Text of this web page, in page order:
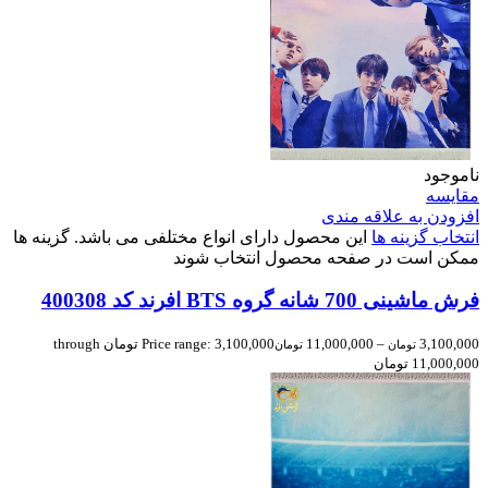
ناموجود
مقایسه
افزودن به علاقه مندی
انتخاب گزینه ها این محصول دارای انواع مختلفی می باشد. گزینه ها
ممکن است در صفحه محصول انتخاب شوند
فرش ماشینی 700 شانه گروه BTS افرند كد 400308
3,100,000 تومان –
11,000,000 تومان
Price range: 3,100,000 تومان through
11,000,000 تومان